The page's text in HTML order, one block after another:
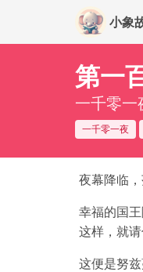
小象
第一
一千零一
一千零一夜
夜幕降临
幸福的国
这样，就
这便是努